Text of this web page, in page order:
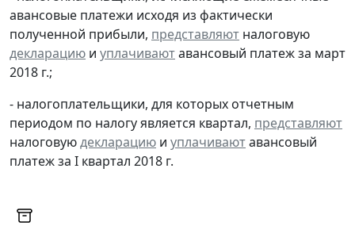
авансовые платежи исходя из фактически
полученной прибыли, представляют налоговую
декларацию и уплачиваютавансовый платеж за март
2018 г.;
- налогоплательщики, для которых отчетным
периодом по налогу является квартал, представляют
налоговуюдекларацию и уплачиваютавансовый
платеж за I квартал 2018 г.